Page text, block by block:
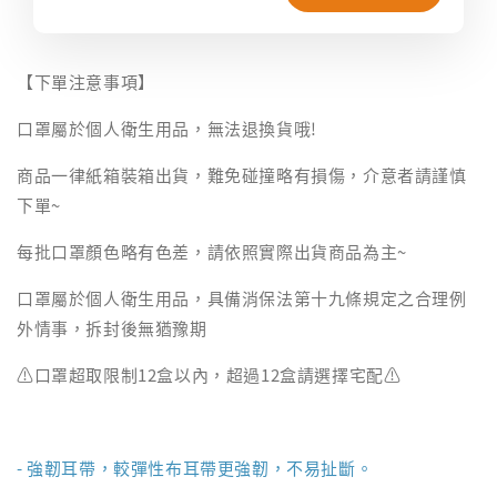
【下單注意事項】
口罩屬於個人衛生用品，無法退換貨哦!
商品一律紙箱裝箱出貨，難免碰撞略有損傷，介意者請謹慎
下單~
每批口罩顏色略有色差，請依照實際出貨商品為主~
口罩屬於個人衛生用品，具備消保法第十九條規定之合理例
外情事，拆封後無猶豫期
⚠️口罩超取限制12盒以內，超過12盒請選擇宅配⚠️
- 強韌耳帶，較彈性布耳帶更強韌，不易扯斷。